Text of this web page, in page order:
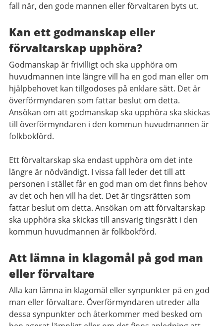
fall när, den gode mannen eller förvaltaren byts ut.
Kan ett godmanskap eller
förvaltarskap upphöra?
Godmanskap är frivilligt och ska upphöra om
huvudmannen inte längre vill ha en god man eller om
hjälpbehovet kan tillgodoses på enklare sätt. Det är
överförmyndaren som fattar beslut om detta.
Ansökan om att godmanskap ska upphöra ska skickas
till överförmyndaren i den kommun huvudmannen är
folkbokförd.
Ett förvaltarskap ska endast upphöra om det inte
längre är nödvändigt. I vissa fall leder det till att
personen i stället får en god man om det finns behov
av det och hen vill ha det. Det är tingsrätten som
fattar beslut om detta. Ansökan om att förvaltarskap
ska upphöra ska skickas till ansvarig tingsrätt i den
kommun huvudmannen är folkbokförd.
Att lämna in klagomål på god man
eller förvaltare
Alla kan lämna in klagomål eller synpunkter på en god
man eller förvaltare. Överförmyndaren utreder alla
dessa synpunkter och återkommer med besked om